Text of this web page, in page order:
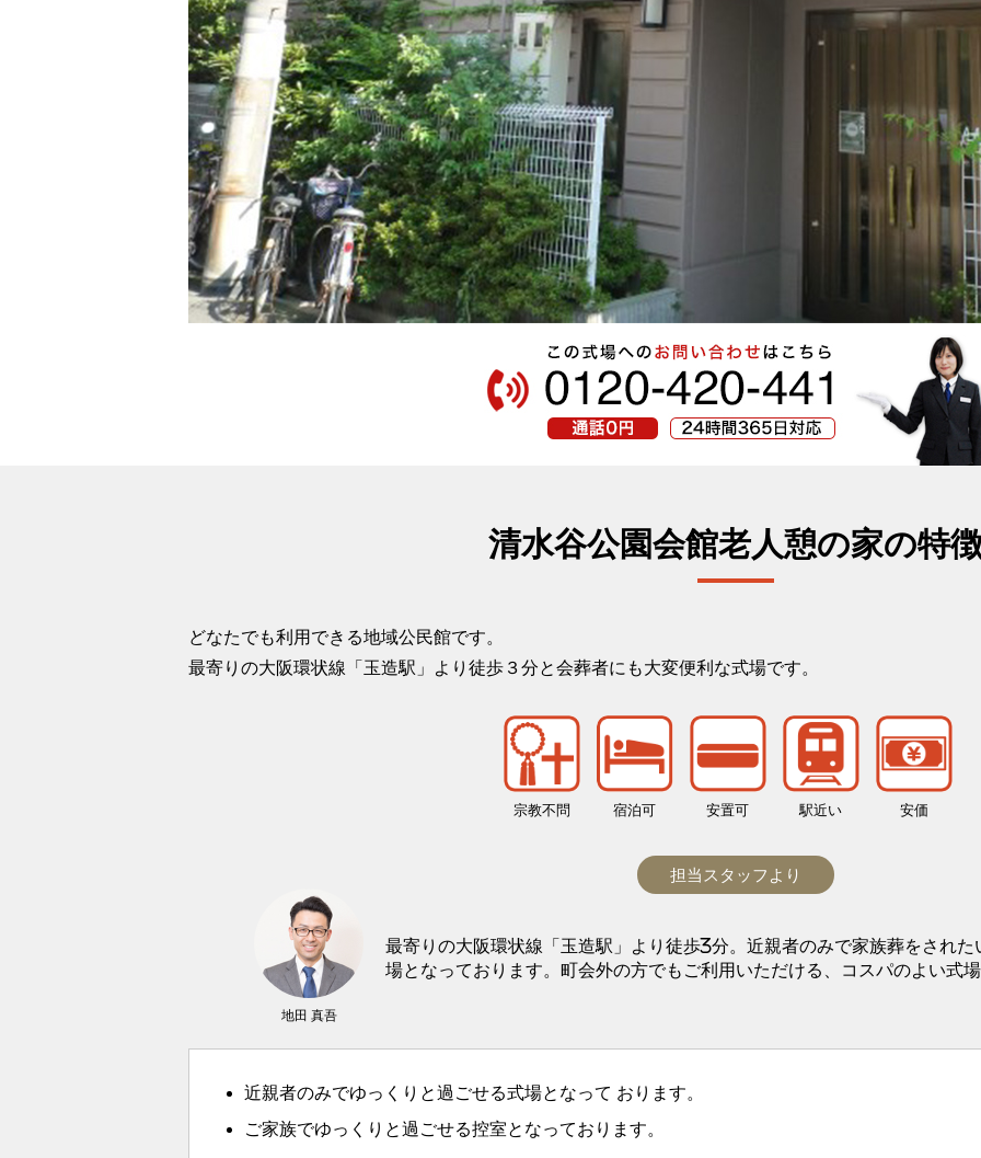
清水谷公園会館老人憩の家の特
どなたでも利用できる地域公民館です。
最寄りの大阪環状線「玉造駅」より徒歩３分と会葬者にも大変便利な式場です。
宗教不問 宿泊可 安置可 駅近い 安価
担当スタッフより
地田 真吾
最寄りの大阪環状線「玉造駅」より徒歩3分。近親者のみで家族葬をされ
場となっております。町会外の方でもご利用いただける、コスパのよい式
近親者のみでゆっくりと過ごせる式場となって おります。
ご家族でゆっくりと過ごせる控室となっております。